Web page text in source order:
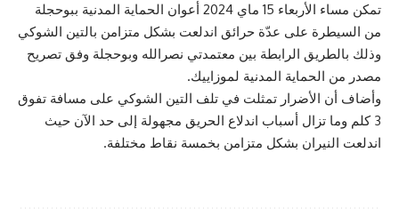
تمكن مساء الأربعاء 15 ماي 2024 أعوان الحماية المدنية ببوحجلة
من السيطرة على عدّة حرائق اندلعت بشكل متزامن بالتين الشوكي
وذلك بالطريق الرابطة بين معتمدتي نصرالله وبوحجلة وفق تصريح
مصدر من الحماية المدنية لموزاييك.
وأضاف أن الأضرار تمثلت في تلف التين الشوكي على مسافة تفوق
3 كلم وما تزال أسباب اندلاع الحريق مجهولة إلى حد الآن حيث
اندلعت النيران بشكل متزامن بخمسة نقاط مختلفة.